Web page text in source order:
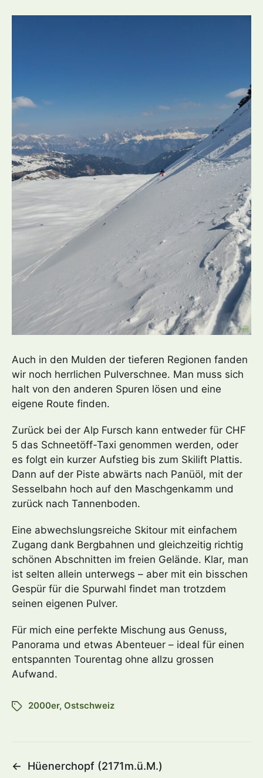
Auch in den Mulden der tieferen Regionen fanden
wir noch herrlichen Pulverschnee. Man muss sich
halt von den anderen Spuren lösen und eine
eigene Route finden.
Zurück bei der Alp Fursch kann entweder für CHF
5 das Schneetöff-Taxi genommen werden, oder
es folgt ein kurzer Aufstieg bis zum Skilift Plattis.
Dann auf der Piste abwärts nach Panüöl, mit der
Sesselbahn hoch auf den Maschgenkamm und
zurück nach Tannenboden.
Eine abwechslungsreiche Skitour mit einfachem
Zugang dank Bergbahnen und gleichzeitig richtig
schönen Abschnitten im freien Gelände. Klar, man
ist selten allein unterwegs – aber mit ein bisschen
Gespür für die Spurwahl findet man trotzdem
seinen eigenen Pulver.
Für mich eine perfekte Mischung aus Genuss,
Panorama und etwas Abenteuer – ideal für einen
entspannten Tourentag ohne allzu grossen
Aufwand.
2000er, Ostschweiz
←
Hüenerchopf (2171m.ü.M.)